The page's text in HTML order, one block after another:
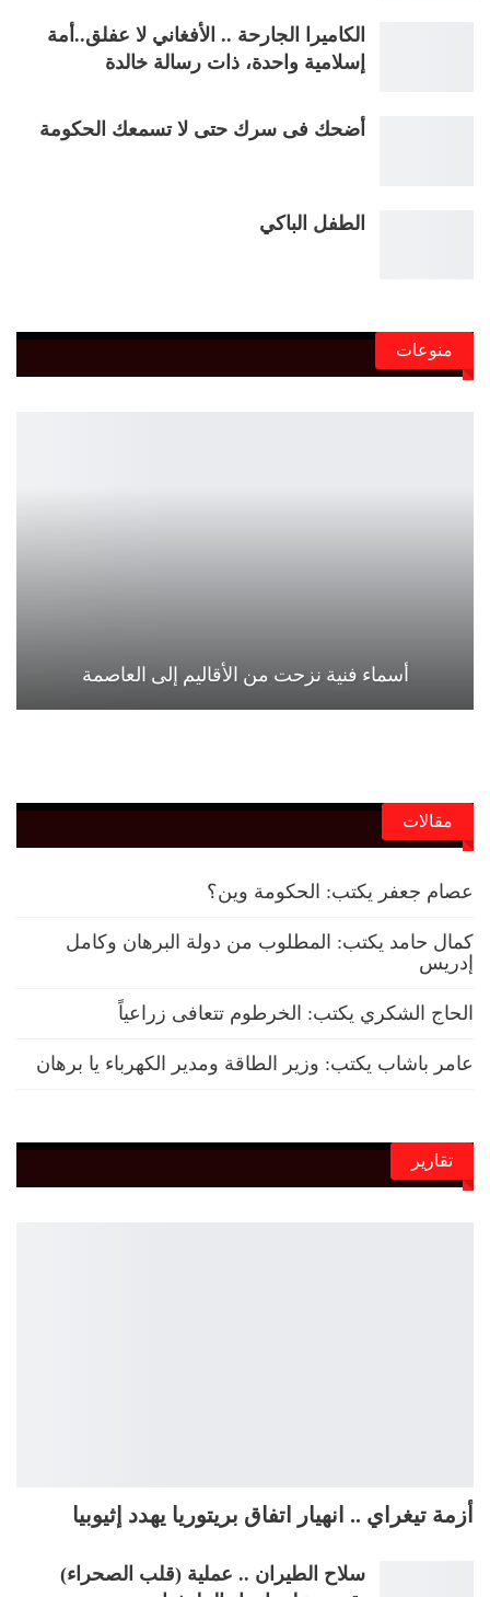
الكاميرا الجارحة .. الأفغاني لا عفلق..أمة
إسلامية واحدة، ذات رسالة خالدة
أضحك فى سرك حتى لا تسمعك الحكومة
الطفل الباكي
منوعات
أسماء فنية نزحت من الأقاليم إلى العاصمة
مقالات
عصام جعفر يكتب: الحكومة وين؟
كمال حامد يكتب: المطلوب من دولة البرهان وكامل
إدريس
الحاج الشكري يكتب: الخرطوم تتعافى زراعياً
عامر باشاب يكتب: وزير الطاقة ومدير الكهرباء يا برهان
تقارير
أزمة تيغراي .. انهيار اتفاق بريتوريا يهدد إثيوبيا
سلاح الطيران .. عملية (قلب الصحراء)